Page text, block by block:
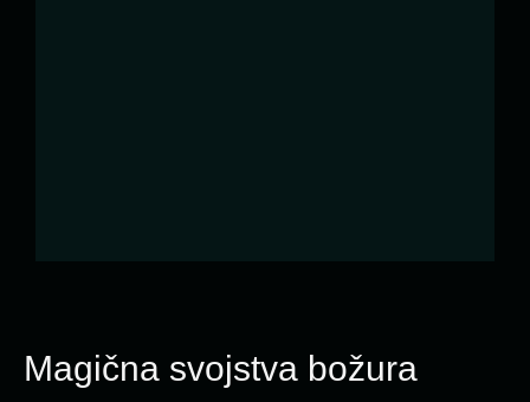
Magična svojstva božura